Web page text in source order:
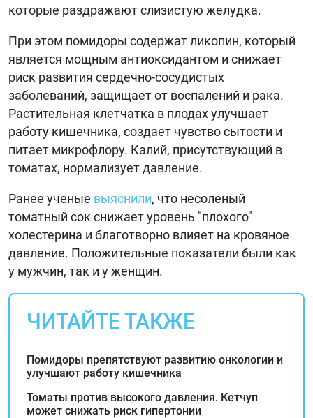
которые раздражают слизистую желудка.
При этом помидоры содержат ликопин, который
является мощным антиоксидантом и снижает
риск развития сердечно-сосудистых
заболеваний, защищает от воспалений и рака.
Растительная клетчатка в плодах улучшает
работу кишечника, создает чувство сытости и
питает микрофлору. Калий, присутствующий в
томатах, нормализует давление.
Ранее ученые выяснили, что несоленый
томатный сок снижает уровень "плохого"
холестерина и благотворно влияет на кровяное
давление. Положительные показатели были как
у мужчин, так и у женщин.
ЧИТАЙТЕ ТАКЖЕ
Помидоры препятствуют развитию онкологии и
улучшают работу кишечника
Томаты против высокого давления. Кетчуп
может снижать риск гипертонии